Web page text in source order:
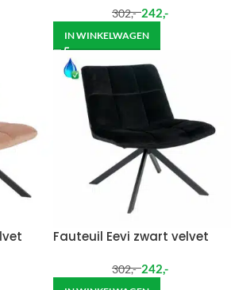
302,- 242,-
IN WINKELWAGEN
Fauteuil Eevi zwart velvet
302,- 242,-